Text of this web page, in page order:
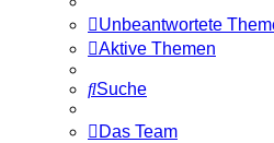
Unbeantwortete
Aktive Themen
Suche
Das Team